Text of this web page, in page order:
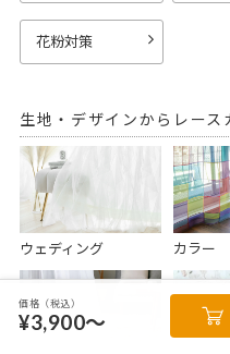
花粉対策
生地・デザインからレース
ウェディング カラー
価格（税込）
¥3,900～